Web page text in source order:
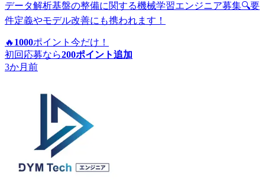
データ解析基盤の整備に関する機械学習エンジニア募集🔍要
件定義やモデル改善にも携われます！
🔥 1000ポイント 今だけ！
初回応募なら200ポイント追加
3か月前